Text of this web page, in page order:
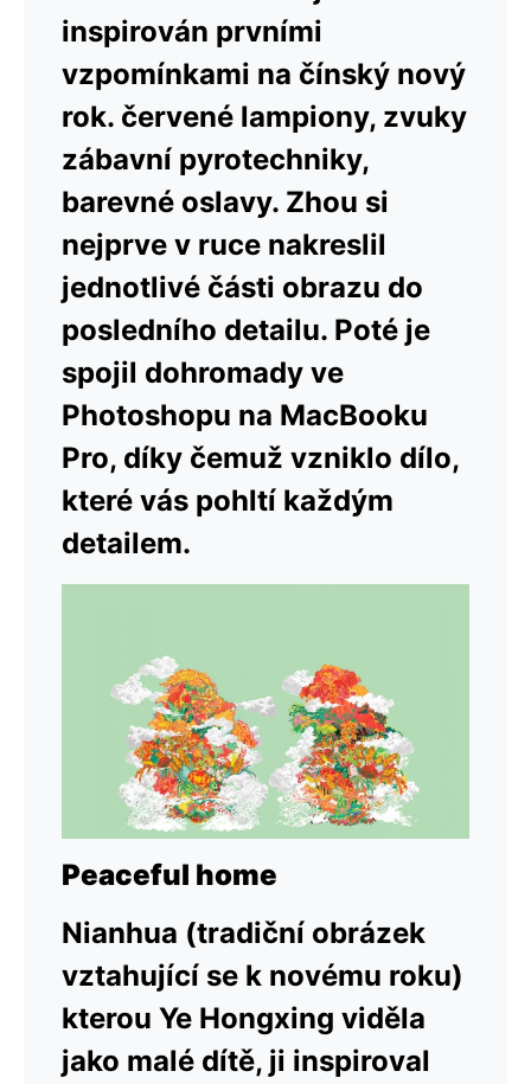
inspirován prvními
vzpomínkami na čínský nový
rok. červené lampiony, zvuky
zábavní pyrotechniky,
barevné oslavy. Zhou si
nejprve v ruce nakreslil
jednotlivé části obrazu do
posledního detailu. Poté je
spojil dohromady ve
Photoshopu na MacBooku
Pro, díky čemuž vzniklo dílo,
které vás pohltí každým
detailem.
Peaceful home
Nianhua (tradiční obrázek
vztahující se k novému roku)
kterou Ye Hongxing viděla
jako malé dítě, ji inspiroval